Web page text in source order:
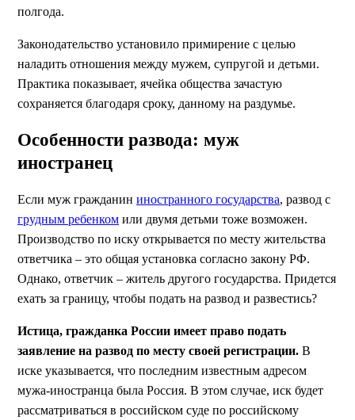
полгода.
Законодательство установило примирение с целью
наладить отношения между мужем, супругой и детьми.
Практика показывает, ячейка общества зачастую
сохраняется благодаря сроку, данному на раздумье.
Особенности развода: муж
иностранец
Если муж гражданин иностранного государства, развод с
грудным ребенком или двумя детьми тоже возможен.
Производство по иску открывается по месту жительства
ответчика – это общая установка согласно закону РФ.
Однако, ответчик – житель другого государства. Придется
ехать за границу, чтобы подать на развод и развестись?
Истица, гражданка России имеет право подать
заявление на развод по месту своей регистрации. В
иске указывается, что последним известным адресом
мужа-иностранца была Россия. В этом случае, иск будет
рассматриваться в российском суде по российскому